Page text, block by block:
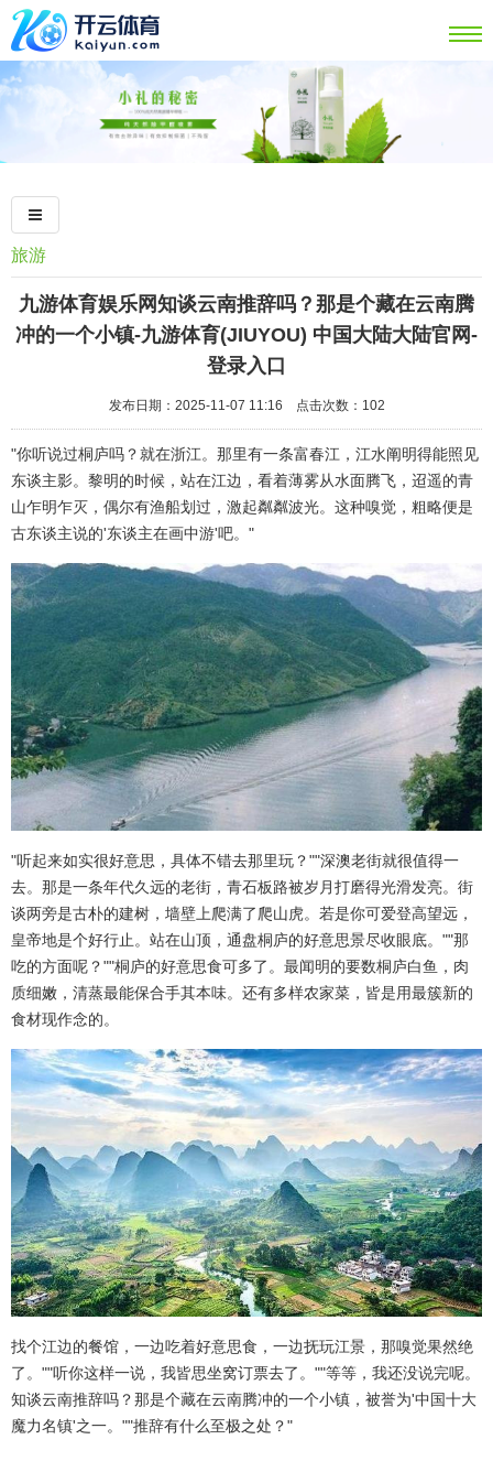
旅游
九游体育娱乐网知谈云南推辞吗？那是个藏在云南腾
冲的一个小镇-九游体育(JIUYOU) 中国大陆大陆官网-
登录入口
发布日期：2025-11-07 11:16 点击次数：102
"你听说过桐庐吗？就在浙江。那里有一条富春江，江水阐明得能照见
东谈主影。黎明的时候，站在江边，看着薄雾从水面腾飞，迢遥的青
山乍明乍灭，偶尔有渔船划过，激起粼粼波光。这种嗅觉，粗略便是
古东谈主说的'东谈主在画中游'吧。"
"听起来如实很好意思，具体不错去那里玩？""深澳老街就很值得一
去。那是一条年代久远的老街，青石板路被岁月打磨得光滑发亮。街
谈两旁是古朴的建树，墙壁上爬满了爬山虎。若是你可爱登高望远，
皇帝地是个好行止。站在山顶，通盘桐庐的好意思景尽收眼底。""那
吃的方面呢？""桐庐的好意思食可多了。最闻明的要数桐庐白鱼，肉
质细嫩，清蒸最能保合手其本味。还有多样农家菜，皆是用最簇新的
食材现作念的。
找个江边的餐馆，一边吃着好意思食，一边抚玩江景，那嗅觉果然绝
了。""听你这样一说，我皆思坐窝订票去了。""等等，我还没说完呢。
知谈云南推辞吗？那是个藏在云南腾冲的一个小镇，被誉为'中国十大
魔力名镇'之一。""推辞有什么至极之处？"